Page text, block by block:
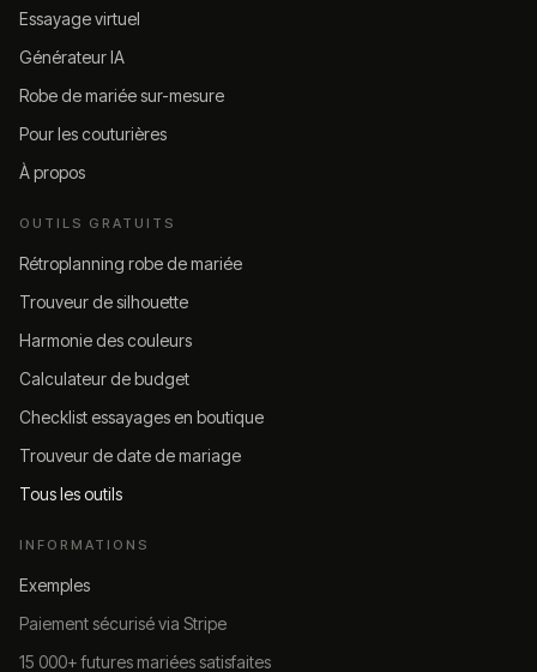
Essayage virtuel
Générateur IA
Robe de mariée sur-mesure
Pour les couturières
À propos
OUTILS GRATUITS
Rétroplanning robe de mariée
Trouveur de silhouette
Harmonie des couleurs
Calculateur de budget
Checklist essayages en boutique
Trouveur de date de mariage
Tous les outils
INFORMATIONS
Exemples
Paiement sécurisé via Stripe
15 000+ futures mariées satisfaites